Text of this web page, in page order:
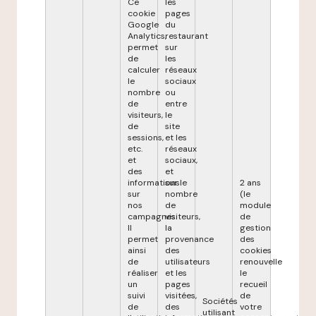
cookie
Google
Analytics,
permet
de
calculer
le
nombre
de
visiteurs,
de
sessions,
etc.
et
des
informations
sur
nos
campagnes.
Il
permet
ainsi
de
réaliser
un
suivi
de
pages
du
restaurant
sur
les
réseaux
sociaux
ou
entre
le
site
et les
réseaux
sociaux,
et
sur le
nombre
de
visiteurs,
la
provenance
des
utilisateurs
et les
pages
visitées,
des
Sociétés
utilisant
2 ans
(le
module
de
gestion
des
cookies
renouvelle
le
recueil
de
votre